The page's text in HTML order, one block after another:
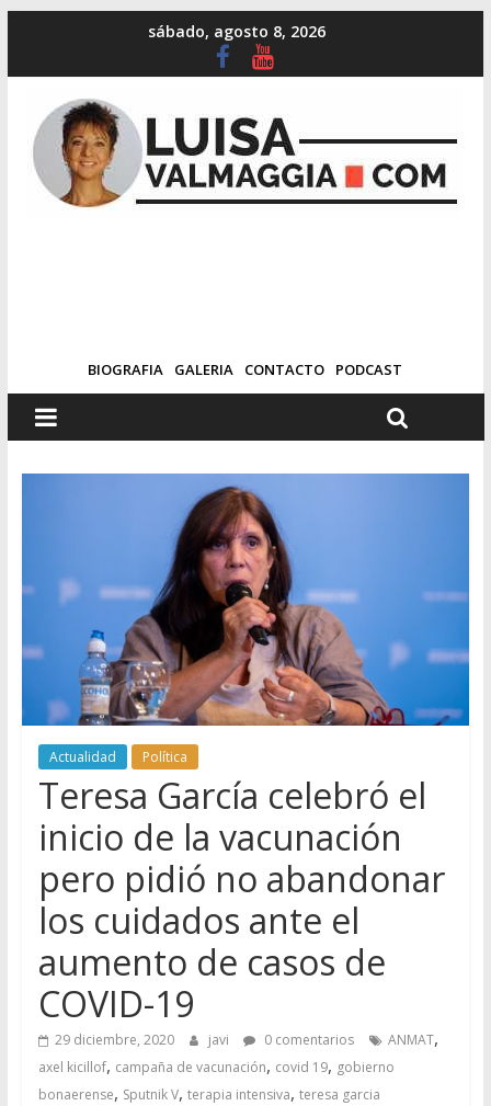
sábado, agosto 8, 2026
BIOGRAFIA GALERIA CONTACTO PODCAST
Actualidad Política
Teresa García celebró el
inicio de la vacunación
pero pidió no abandonar
los cuidados ante el
aumento de casos de
COVID-19
29 diciembre, 2020 javi 0 comentarios ANMAT,
axel kicillof, campaña de vacunación, covid 19, gobierno
bonaerense, Sputnik V, terapia intensiva, teresa garcia